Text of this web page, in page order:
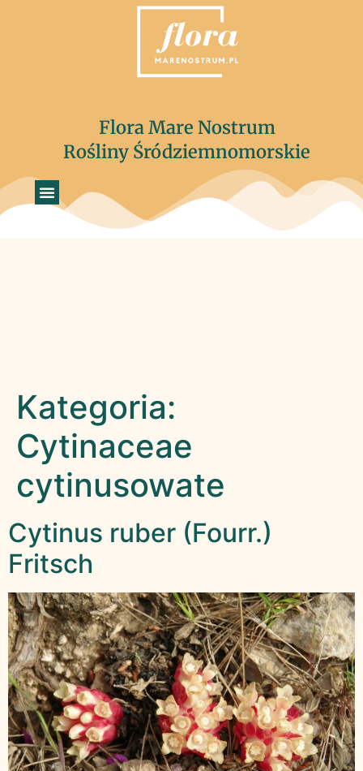
Flora Mare Nostrum
Rośliny Śródziemnomorskie
Kategoria:
Cytinaceae
cytinusowate
Cytinus ruber (Fourr.)
Fritsch